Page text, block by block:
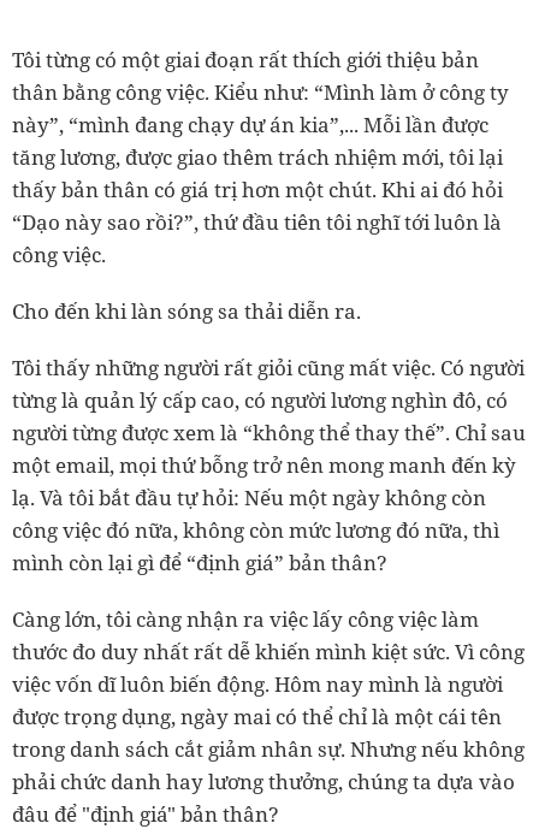
Tôi từng có một giai đoạn rất thích giới thiệu bản
thân bằng công việc. Kiểu như: “Mình làm ở công ty
này”, “mình đang chạy dự án kia”,... Mỗi lần được
tăng lương, được giao thêm trách nhiệm mới, tôi lại
thấy bản thân có giá trị hơn một chút. Khi ai đó hỏi
“Dạo này sao rồi?”, thứ đầu tiên tôi nghĩ tới luôn là
công việc.
Cho đến khi làn sóng sa thải diễn ra.
Tôi thấy những người rất giỏi cũng mất việc. Có người
từng là quản lý cấp cao, có người lương nghìn đô, có
người từng được xem là “không thể thay thế”. Chỉ sau
một email, mọi thứ bỗng trở nên mong manh đến kỳ
lạ. Và tôi bắt đầu tự hỏi: Nếu một ngày không còn
công việc đó nữa, không còn mức lương đó nữa, thì
mình còn lại gì để “định giá” bản thân?
Càng lớn, tôi càng nhận ra việc lấy công việc làm
thước đo duy nhất rất dễ khiến mình kiệt sức. Vì công
việc vốn dĩ luôn biến động. Hôm nay mình là người
được trọng dụng, ngày mai có thể chỉ là một cái tên
trong danh sách cắt giảm nhân sự. Nhưng nếu không
phải chức danh hay lương thưởng, chúng ta dựa vào
đâu để "định giá" bản thân?